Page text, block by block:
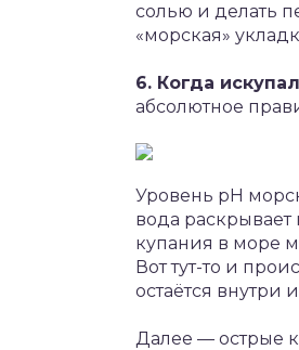
солью и делать
«морская»
6. Когда
абсолютное
Уровень pH
вода раскрывает
купания в море
Вот тут-то и
остаётся внутри
Далее — острые